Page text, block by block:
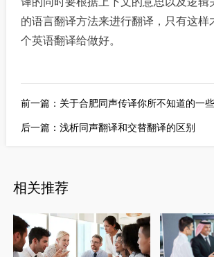
的语言翻译方法来进行翻译，只有这样
个英语翻译给做好。
前一篇： 关于合肥同声传译你所不知道的一
后一篇：浅析同声翻译和交替翻译的区别
相关推荐